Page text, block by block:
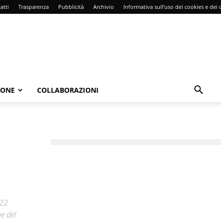
Trasparenza Pubblicità Archivio Informativa sull’uso dei cookies e dei
COLLABORAZIONI
del